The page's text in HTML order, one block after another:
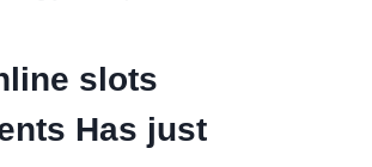
โทรศัพท์มือถือ
slots
Has just